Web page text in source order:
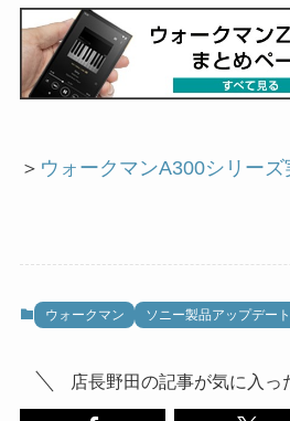
＞ ウォークマンA300シリー
ウォークマン ソニー製品アップデー
店長野田の記事が気に入っ